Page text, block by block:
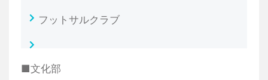
フットサルクラブ
■文化部